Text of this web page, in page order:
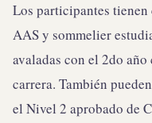
Los participantes
AAS y sommelier
avaladas con el 2do
carrera. También
el Nivel 2 aprobado de